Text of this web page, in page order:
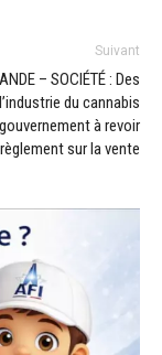
Suivant
– SOCIÉTÉ : Des
du cannabis
à revoir
sur la vente